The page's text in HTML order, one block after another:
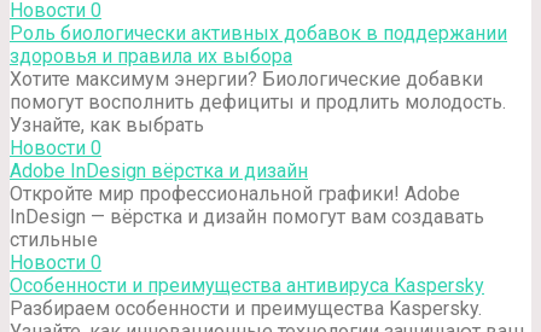
Новости 0
Роль биологически активных добавок в поддержании
здоровья и правила их выбора
Хотите максимум энергии? Биологические добавки
помогут восполнить дефициты и продлить молодость.
Узнайте, как выбрать
Новости 0
Adobe InDesign вёрстка и дизайн
Откройте мир профессиональной графики! Adobe
InDesign — вёрстка и дизайн помогут вам создавать
стильные
Новости 0
Особенности и преимущества антивируса Kaspersky
Разбираем особенности и преимущества Kaspersky.